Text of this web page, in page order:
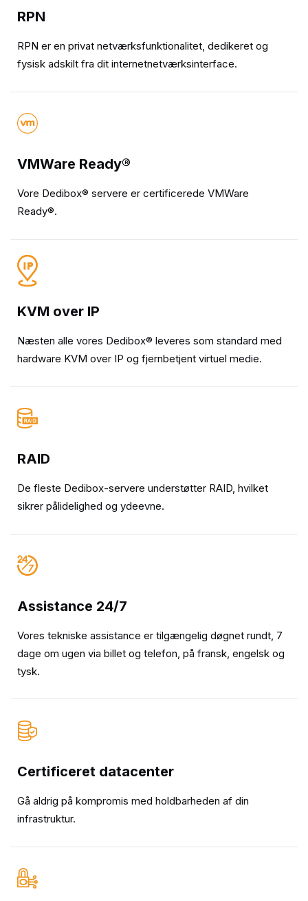
RPN
RPN er en privat netværksfunktionalitet, dedikeret og
fysisk adskilt fra dit internetnetværksinterface.
VMWare Ready®
Vore Dedibox® servere er certificerede VMWare
Ready®.
KVM over IP
Næsten alle vores Dedibox® leveres som standard med
hardware KVM over IP og fjernbetjent virtuel medie.
RAID
De fleste Dedibox-servere understøtter RAID, hvilket
sikrer pålidelighed og ydeevne.
Assistance 24/7
Vores tekniske assistance er tilgængelig døgnet rundt, 7
dage om ugen via billet og telefon, på fransk, engelsk og
tysk.
Certificeret datacenter
Gå aldrig på kompromis med holdbarheden af din
infrastruktur.